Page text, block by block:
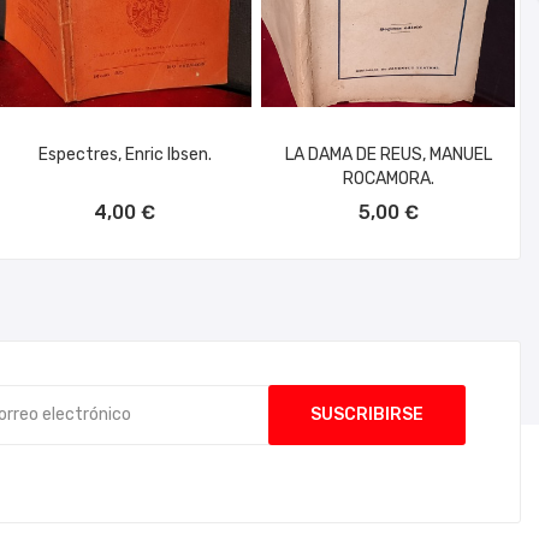
Espectres, Enric Ibsen.
4,00 €
LA DAMA DE REUS, MANUEL
ROCAMORA.
5,00 €